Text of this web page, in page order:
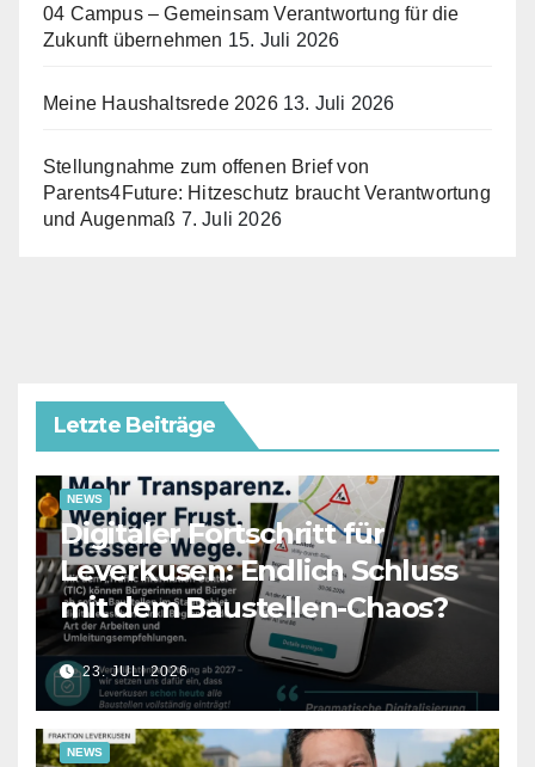
04 Campus – Gemeinsam Verantwortung für die
Zukunft übernehmen 15. Juli 2026
Meine Haushaltsrede 2026 13. Juli 2026
Stellungnahme zum offenen Brief von
Parents4Future: Hitzeschutz braucht Verantwortung
und Augenmaß 7. Juli 2026
Letzte Beiträge
NEWS
Digitaler Fortschritt für
Leverkusen: Endlich Schluss
mit dem Baustellen-Chaos?
23. JULI 2026
NEWS